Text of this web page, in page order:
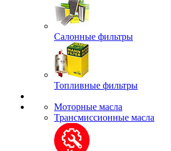
Салонные фильтры
Топливные фильтры
Моторные масла
Трансмиссионные масла